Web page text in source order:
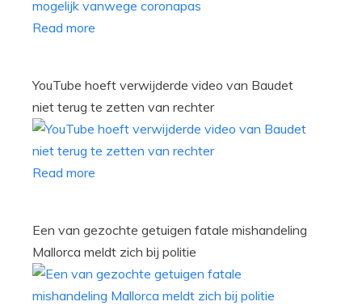
Read more
YouTube hoeft verwijderde video van Baudet
niet terug te zetten van rechter
Read more
Een van gezochte getuigen fatale mishandeling
Mallorca meldt zich bij politie